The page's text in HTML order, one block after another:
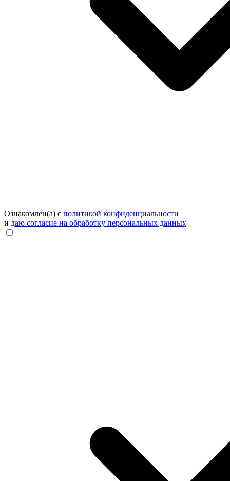
Ознакомлен(а) с политикой конфиденциальности
и даю согласие на обработку персональных данных